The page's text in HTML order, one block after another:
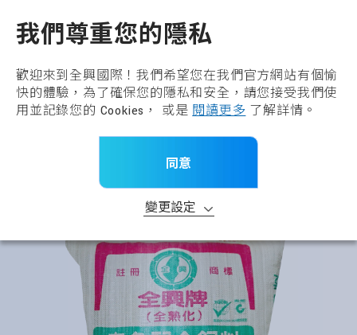
我們尊重您的隱私
歡迎來到全興國際！我們希望您在我們官方網站有個愉
快的體驗，為了確保您的隱私和安全，請您接受我們使
用並記錄您的 Cookies， 或是 閱讀更多 了解詳情。
同意
變更設定
回到上一頁 基礎飼料
產品分類
產品品牌
全興牌烏魚配合飼料(沉水性-PM)